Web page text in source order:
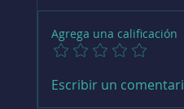
Abren inscripciones
Talleres de Teatro
Agrega una calificación
Escribir un